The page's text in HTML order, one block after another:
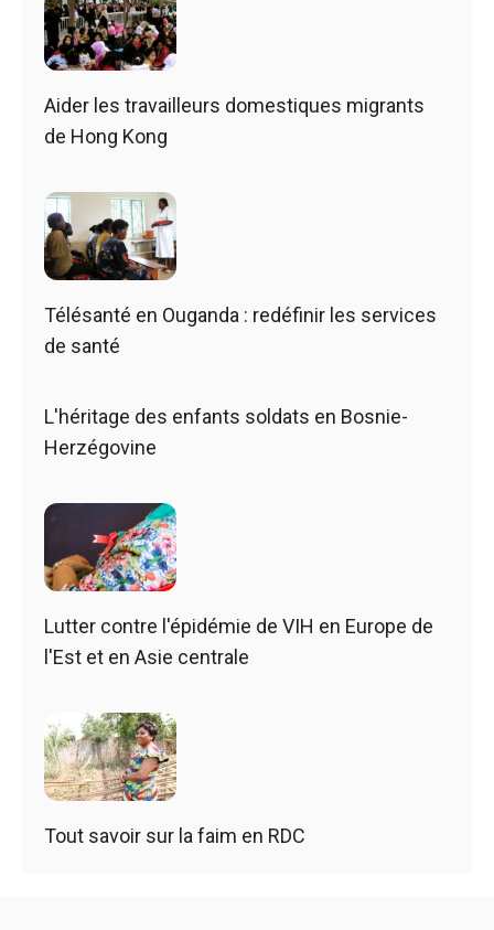
Aider les travailleurs domestiques migrants
de Hong Kong
Télésanté en Ouganda : redéfinir les services
de santé
L'héritage des enfants soldats en Bosnie-
Herzégovine
Lutter contre l'épidémie de VIH en Europe de
l'Est et en Asie centrale
Tout savoir sur la faim en RDC